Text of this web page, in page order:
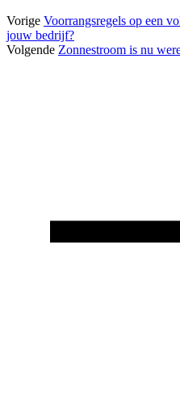
Vorige Voorrangsregels op een
jouw bedrijf?
Volgende Zonnestroom is nu